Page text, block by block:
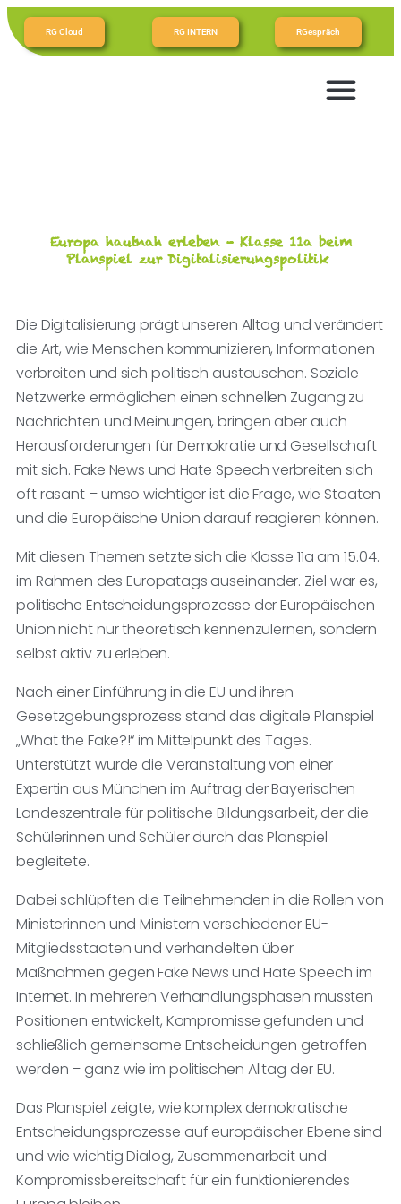
RG Cloud RG INTERN RGespräch
Europa hautnah erleben – Klasse 11a beim
Planspiel zur Digitalisierungspolitik
Die Digitalisierung prägt unseren Alltag und verändert
die Art, wie Menschen kommunizieren, Informationen
verbreiten und sich politisch austauschen. Soziale
Netzwerke ermöglichen einen schnellen Zugang zu
Nachrichten und Meinungen, bringen aber auch
Herausforderungen für Demokratie und Gesellschaft
mit sich. Fake News und Hate Speech verbreiten sich
oft rasant – umso wichtiger ist die Frage, wie Staaten
und die Europäische Union darauf reagieren können.
Mit diesen Themen setzte sich die Klasse 11a am 15.04.
im Rahmen des Europatags auseinander. Ziel war es,
politische Entscheidungsprozesse der Europäischen
Union nicht nur theoretisch kennenzulernen, sondern
selbst aktiv zu erleben.
Nach einer Einführung in die EU und ihren
Gesetzgebungsprozess stand das digitale Planspiel
„What the Fake?!“ im Mittelpunkt des Tages.
Unterstützt wurde die Veranstaltung von einer
Expertin aus München im Auftrag der Bayerischen
Landeszentrale für politische Bildungsarbeit, der die
Schülerinnen und Schüler durch das Planspiel
begleitete.
Dabei schlüpften die Teilnehmenden in die Rollen von
Ministerinnen und Ministern verschiedener EU-
Mitgliedsstaaten und verhandelten über
Maßnahmen gegen Fake News und Hate Speech im
Internet. In mehreren Verhandlungsphasen mussten
Positionen entwickelt, Kompromisse gefunden und
schließlich gemeinsame Entscheidungen getroffen
werden – ganz wie im politischen Alltag der EU.
Das Planspiel zeigte, wie komplex demokratische
Entscheidungsprozesse auf europäischer Ebene sind
und wie wichtig Dialog, Zusammenarbeit und
Kompromissbereitschaft für ein funktionierendes